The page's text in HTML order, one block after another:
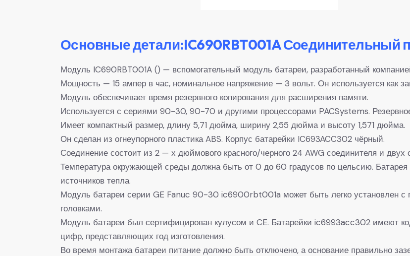
Основные детали:IC690RBT001A Соединительный
Модуль IC690RBT001A () — вспомогательный модуль батареи, разработанный
Мощность — 15 ампер в час, номинальное напряжение — 3 вольт. Он используется как
Модуль обеспечивает время резервного копирования для расширения памяти.
Используется с сериями 90-30, 90-70 и другими процессорами PACSystems.
Имеет компактный размер, длину 5,71 дюйма, ширину 2,55 дюйма и высоту 1,571 дюйма.
Он сделан из огнеупорного пластика ABS. Корпус батарейки IC693ACC302 чёрный.
Соединение состоит из 2 — х дюймового красного/черного 24 AWG соединителя и двух
Температура окружающей среды должна быть от 0 до 60 градусов по цельсию.
источников тепла.
Модуль батареи серии GE Fanuc 90-30 ic6900rbt001a может быть легко установлен
головками.
Модуль батареи был сертифицирован кулусом и CE. Батарейки ic6993acc302 имеют
цифр, представляющих год изготовления.
Во время монтажа батареи питание должно быть отключено, а основание правильно